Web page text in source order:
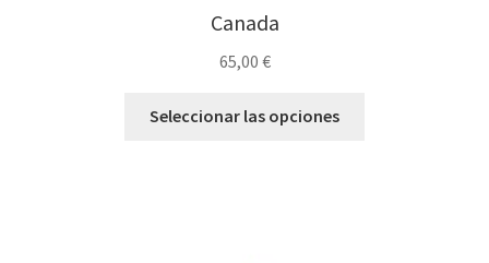
Canada
65,00 €
Seleccionar las opciones